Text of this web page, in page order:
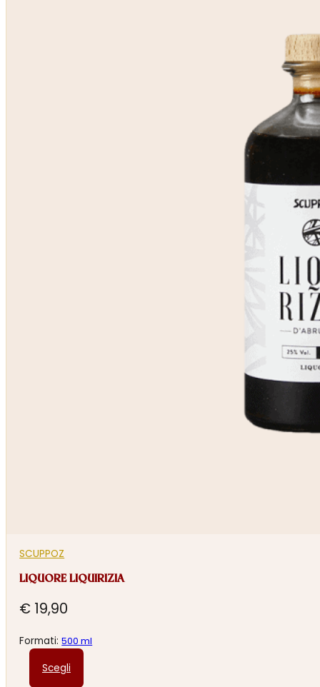
SCUPPOZ
LIQUORE LIQUIRIZIA
€ 19,90
Formati:500 ml
Scegli